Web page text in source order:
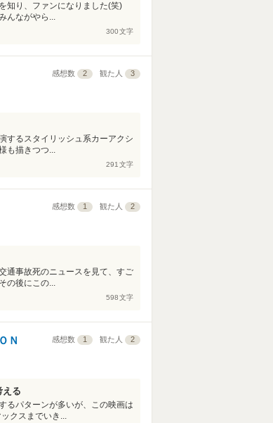
知り、ファンになりました(笑)
んながやら...
300文字
感想数 2 観た人 3
するスタイリッシュ系カーアクシ
も描きつつ...
291 文字
感想数 1 観た人 2
通事故死のニュースを見て、すご
の後にこの...
598文字
Ｎ 感想数 1 観た人 2
る
るパターンが多いが、この映画は
クスまでいき...